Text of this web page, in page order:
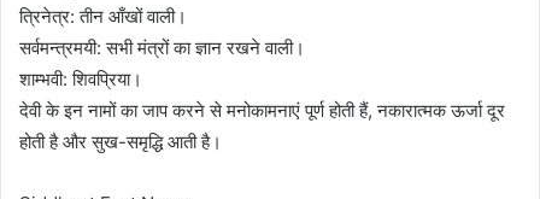
त्रिनेत्र: तीन आँखों वाली।
सर्वमन्त्रमयी: सभी मंत्रों का ज्ञान रखने वाली।
शाम्भवी: शिवप्रिया।
देवी के इन नामों का जाप करने से मनोकामनाएं पूर्ण होती हैं, नकारात्मक ऊर्जा दूर
होती है और सुख-समृद्धि आती है।